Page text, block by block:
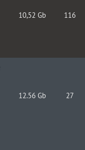
10,52 Gb 116
12.56 Gb 27